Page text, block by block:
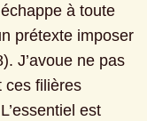
à toute
prétexte imposer
J’avoue ne pas
ces filières
est